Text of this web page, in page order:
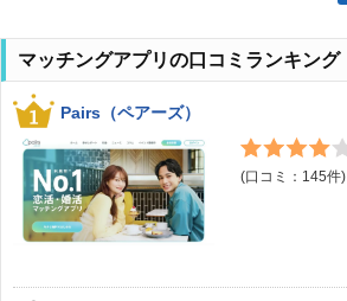
マッチングアプリの口コミランキング
Pairs（ペアーズ）
(口コミ： 145件)